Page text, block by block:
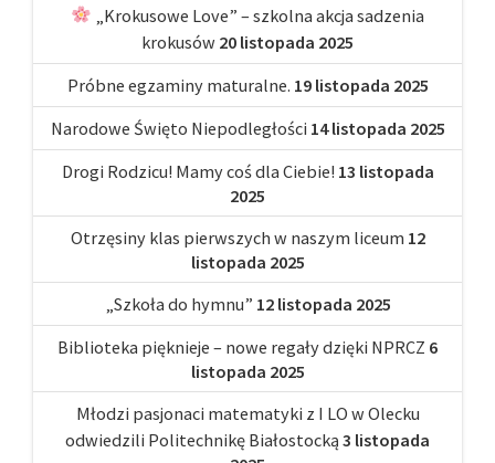
„Krokusowe Love” – szkolna akcja sadzenia
krokusów 20 listopada 2025
Próbne egzaminy maturalne. 19 listopada 2025
Narodowe Święto Niepodległości 14 listopada 2025
Drogi Rodzicu! Mamy coś dla Ciebie! 13 listopada
2025
Otrzęsiny klas pierwszych w naszym liceum 12
listopada 2025
„Szkoła do hymnu” 12 listopada 2025
Biblioteka pięknieje – nowe regały dzięki NPRCZ 6
listopada 2025
Młodzi pasjonaci matematyki z I LO w Olecku
odwiedzili Politechnikę Białostocką 3 listopada